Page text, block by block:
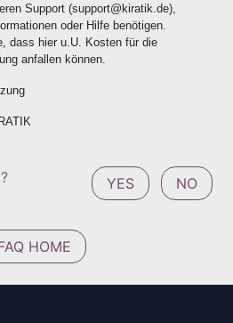
Support (support@kiratik.de),
oder Hilfe benötigen.
dass hier u.U. Kosten für die
anfallen können.
YES NO
HOME